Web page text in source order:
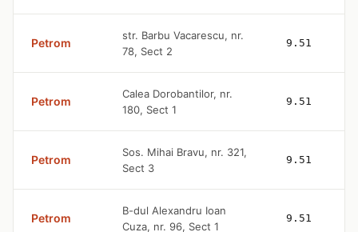
Petrom
str. Barbu Vacarescu, nr.
78, Sect 2
9.51
Petrom
Calea Dorobantilor, nr.
180, Sect 1
9.51
Petrom
Sos. Mihai Bravu, nr. 321,
Sect 3
9.51
Petrom
B-dul Alexandru Ioan
Cuza, nr. 96, Sect 1
9.51